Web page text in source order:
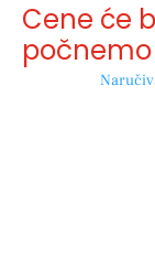
Cene će